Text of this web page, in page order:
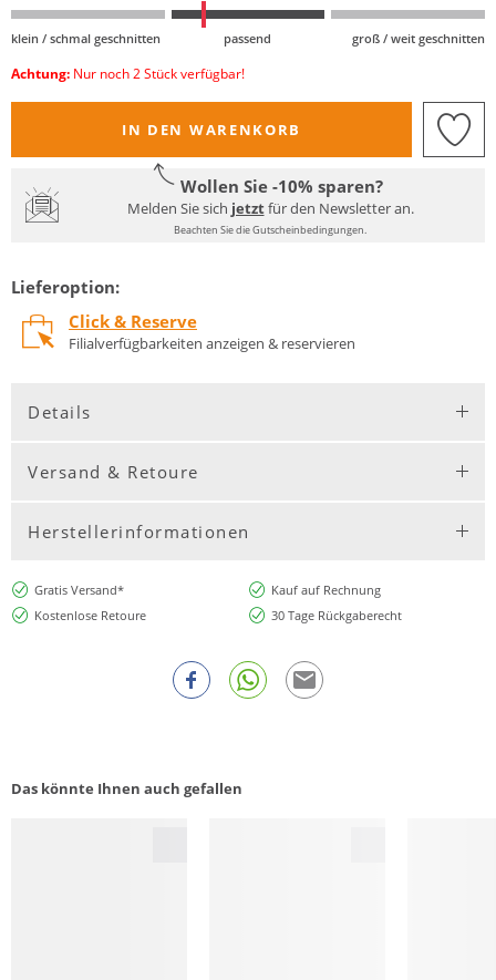
klein / schmal geschnitten passend groß / weit geschnitten
Achtung: Nur noch 2 Stück verfügbar!
IN DEN WARENKORB
Wollen Sie -10% sparen?
Melden Sie sich jetztfür den Newsletter an.
Beachten Sie die Gutscheinbedingungen.
Lieferoption:
Click & Reserve
Filialverfügbarkeiten anzeigen & reservieren
Details
Versand & Retoure
Herstellerinformationen
Gratis Versand*
Kauf auf Rechnung
Kostenlose Retoure
30 Tage Rückgaberecht
Das könnte Ihnen auch gefallen